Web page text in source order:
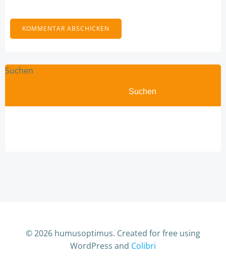
Suchen
Suchen
© 2026 humusoptimus. Created for free using
WordPress and Colibri